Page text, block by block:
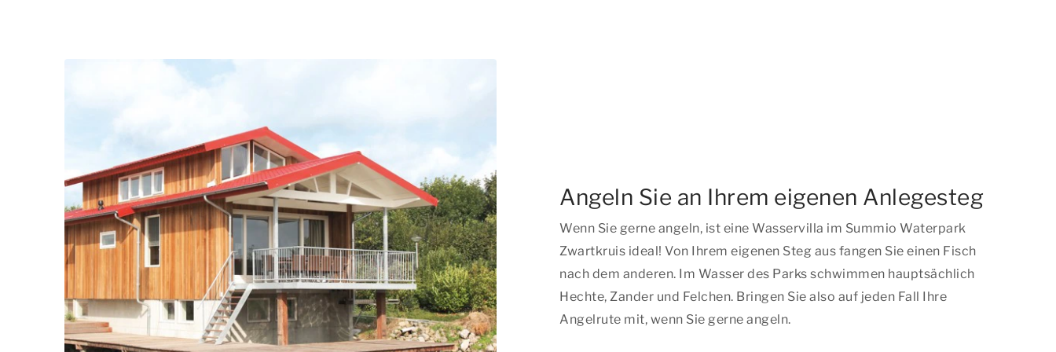
Angeln Sie an Ihrem eigenen Anlegesteg
Wenn Sie gerne angeln, ist eine Wasservilla im Summio Waterpark
Zwartkruis ideal! Von Ihrem eigenen Steg aus fangen Sie einen Fisch
nach dem anderen. Im Wasser des Parks schwimmen hauptsächlich
Hechte, Zander und Felchen. Bringen Sie also auf jeden Fall Ihre
Angelrute mit, wenn Sie gerne angeln.